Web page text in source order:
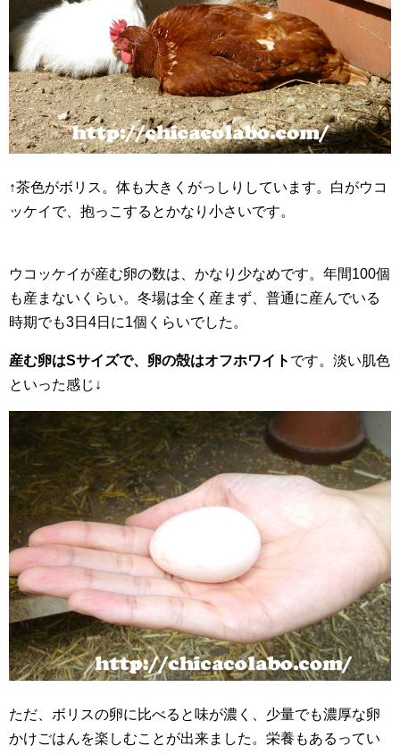
↑茶色がボリス。体も大きくがっしりしています。白がウコ
ッケイで、抱っこするとかなり小さいです。
ウコッケイが産む卵の数は、かなり少なめです。年間100個
も産まないくらい。冬場は全く産まず、普通に産んでいる
時期でも3日4日に1個くらいでした。
産む卵はSサイズで、卵の殻はオフホワイト です。淡い肌色
といった感じ↓
ただ、ボリスの卵に比べると味が濃く、少量でも濃厚な卵
かけごはんを楽しむことが出来ました。栄養もあるってい